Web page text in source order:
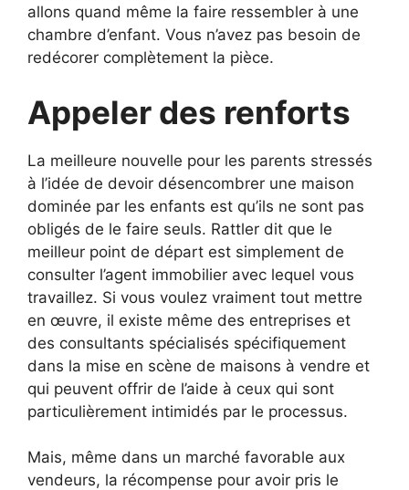
allons quand même la faire ressembler à une
chambre d’enfant. Vous n’avez pas besoin de
redécorer complètement la pièce.
Appeler des renforts
La meilleure nouvelle pour les parents stressés
à l’idée de devoir désencombrer une maison
dominée par les enfants est qu’ils ne sont pas
obligés de le faire seuls. Rattler dit que le
meilleur point de départ est simplement de
consulter l’agent immobilier avec lequel vous
travaillez. Si vous voulez vraiment tout mettre
en œuvre, il existe même des entreprises et
des consultants spécialisés spécifiquement
dans la mise en scène de maisons à vendre et
qui peuvent offrir de l’aide à ceux qui sont
particulièrement intimidés par le processus.
Mais, même dans un marché favorable aux
vendeurs, la récompense pour avoir pris le